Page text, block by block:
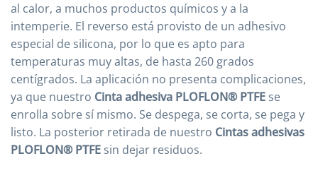
al calor, a muchos productos químicos y a la
intemperie. El reverso está provisto de un adhesivo
especial de silicona, por lo que es apto para
temperaturas muy altas, de hasta 260 grados
centígrados. La aplicación no presenta complicaciones,
ya que nuestro Cinta adhesiva PLOFLON® PTFE se
enrolla sobre sí mismo. Se despega, se corta, se pega y
listo. La posterior retirada de nuestro Cintas adhesivas
PLOFLON® PTFE sin dejar residuos.